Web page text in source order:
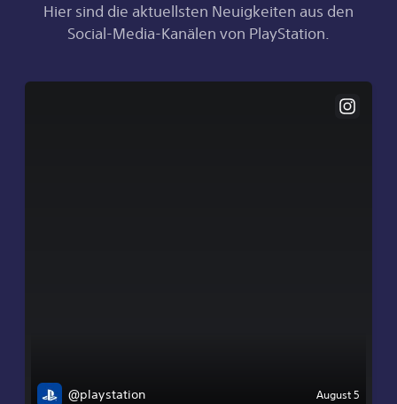
Hier sind die aktuellsten Neuigkeiten aus den
Social-Media-Kanälen von PlayStation.
@playstation August 5